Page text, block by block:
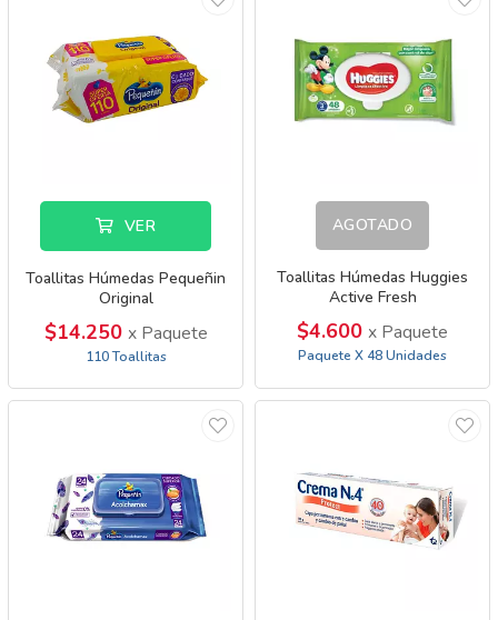
VER
Toallitas Húmedas Pequeñin
Original
$14.250 x Paquete
110 Toallitas
AGOTADO
Toallitas Húmedas Huggies
Active Fresh
$4.600 x Paquete
Paquete X 48 Unidades